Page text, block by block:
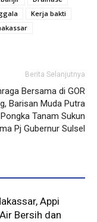
Kerja bakti
Berita Selanjutnya
Bersama di GOR
Barisan Muda Putra
Pongka Tanam Sukun
Pj Gubernur Sulsel
Appi
Bersih dan